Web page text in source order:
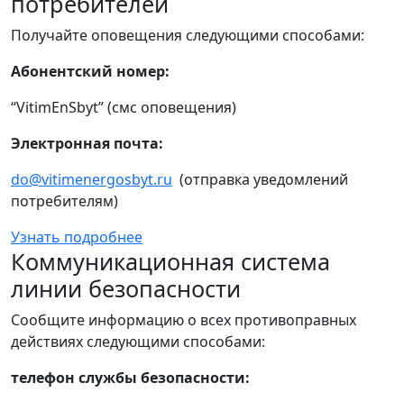
Получайте оповещения следующими способами:
Абонентский номер:
“VitimEnSbyt” (смс оповещения)
Электронная почта:
do@vitimenergosbyt.ru (отправка уведомлений
потребителям)
Узнать подробнее
Коммуникационная система
линии безопасности
Сообщите информацию о всех противоправных
действиях следующими способами:
телефон службы безопасности: